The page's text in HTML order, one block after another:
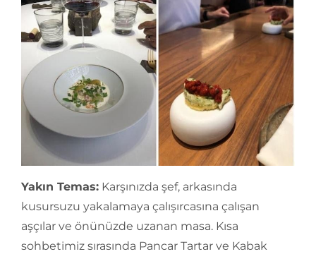
Yakın Temas: Karşınızda şef, arkasında
kusursuzu yakalamaya çalışırcasına çalışan
aşçılar ve önünüzde uzanan masa. Kısa
sohbetimiz sırasında Pancar Tartar ve Kabak